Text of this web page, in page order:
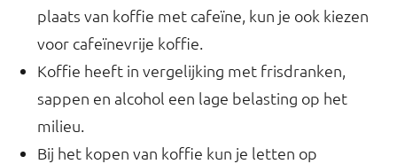
plaats van koffie met cafeïne, kun je ook kiezen
voor cafeïnevrije koffie.
Koffie heeft in vergelijking met frisdranken,
sappen en alcohol een lage belasting op het
milieu.
Bij het kopen van koffie kun je letten op